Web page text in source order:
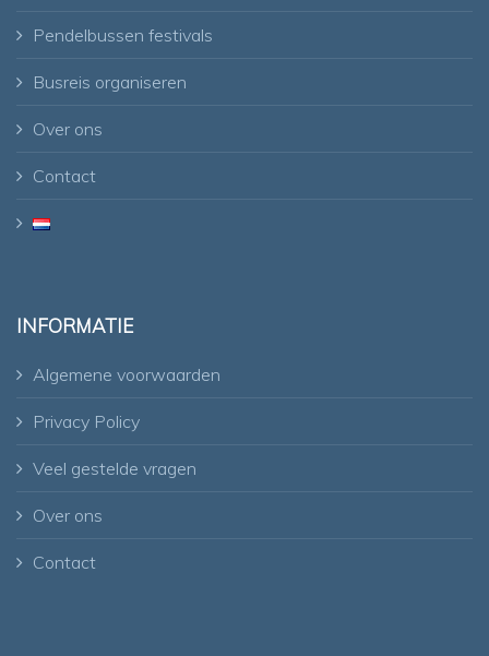
Pendelbussen festivals
Busreis organiseren
Over ons
Contact
INFORMATIE
Algemene voorwaarden
Privacy Policy
Veel gestelde vragen
Over ons
Contact